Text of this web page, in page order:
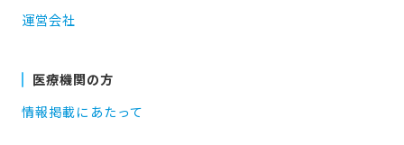
運営会社
医療機関の方
情報掲載にあたって